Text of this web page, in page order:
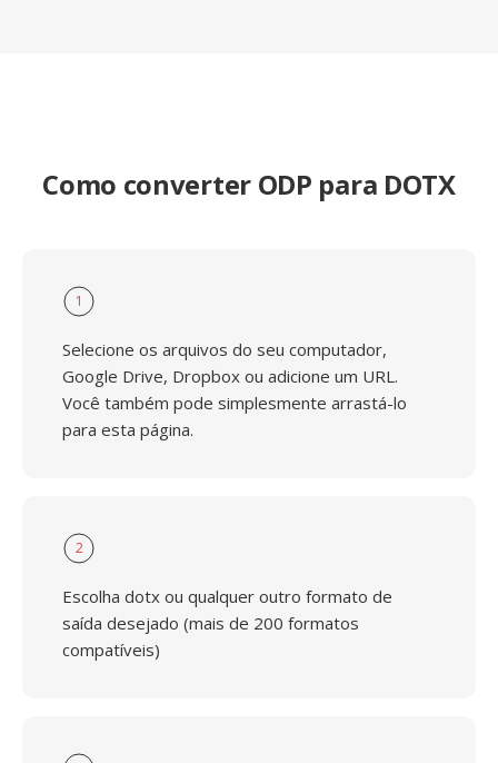
Como converter ODP para DOTX
1
Selecione os arquivos do seu computador,
Google Drive, Dropbox ou adicione um URL.
Você também pode simplesmente arrastá-lo
para esta página.
2
Escolha dotx ou qualquer outro formato de
saída desejado (mais de 200 formatos
compatíveis)